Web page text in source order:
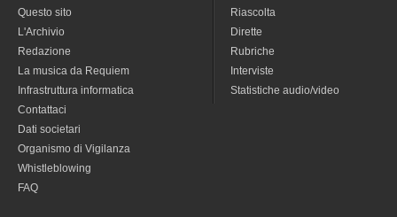
Questo sito
L'Archivio
Redazione
La musica da Requiem
Infrastruttura informatica
Contattaci
Dati societari
Organismo di Vigilanza
Whistleblowing
FAQ
Riascolta
Dirette
Rubriche
Interviste
Statistiche audio/video